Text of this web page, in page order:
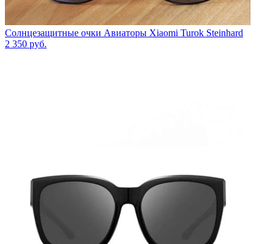
Солнцезащитные очки Авиаторы Xiaomi Turok Steinhard
2 350 руб.